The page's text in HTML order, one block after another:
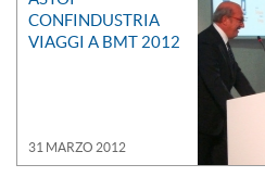
CONFINDUSTRIA
VIAGGI A BMT 2012
31 MARZO 2012